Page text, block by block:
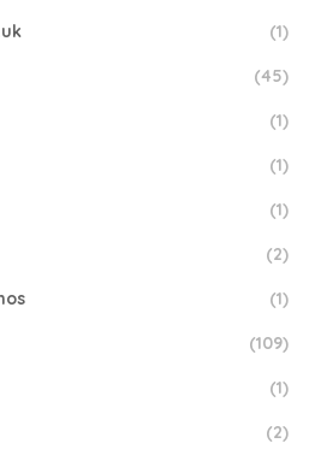
(1)
(45)
(1)
(1)
(1)
(2)
(1)
(109)
(1)
(2)